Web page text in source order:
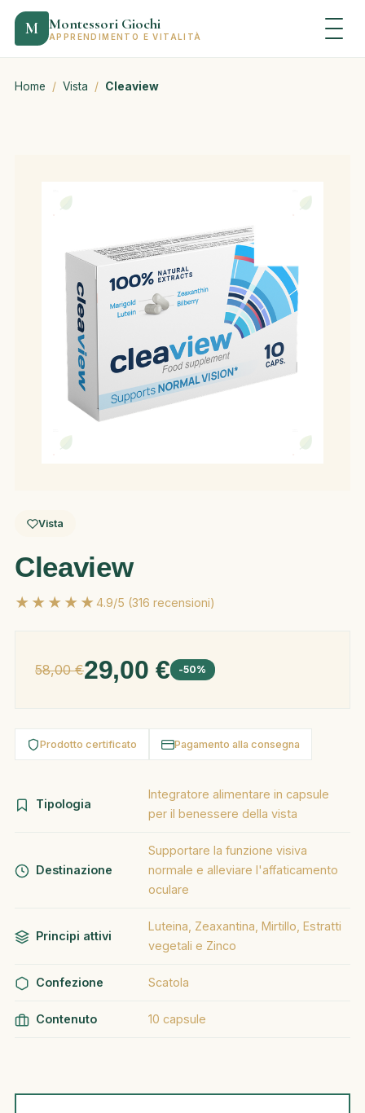
M Montessori Giochi
APPRENDIMENTO E VITALITÀ
Home / Vista / Cleaview
Vista
Cleaview
★★★★★4.9/5 (316 recensioni)
58,00 €29,00 € -50%
Prodotto certificato Pagamento alla consegna
Tipologia
Integratore alimentare in capsule
per il benessere della vista
Destinazione
Supportare la funzione visiva
normale e alleviare l'affaticamento
oculare
Principi attivi
Luteina, Zeaxantina, Mirtillo, Estratti
vegetali e Zinco
Confezione Scatola
Contenuto 10 capsule